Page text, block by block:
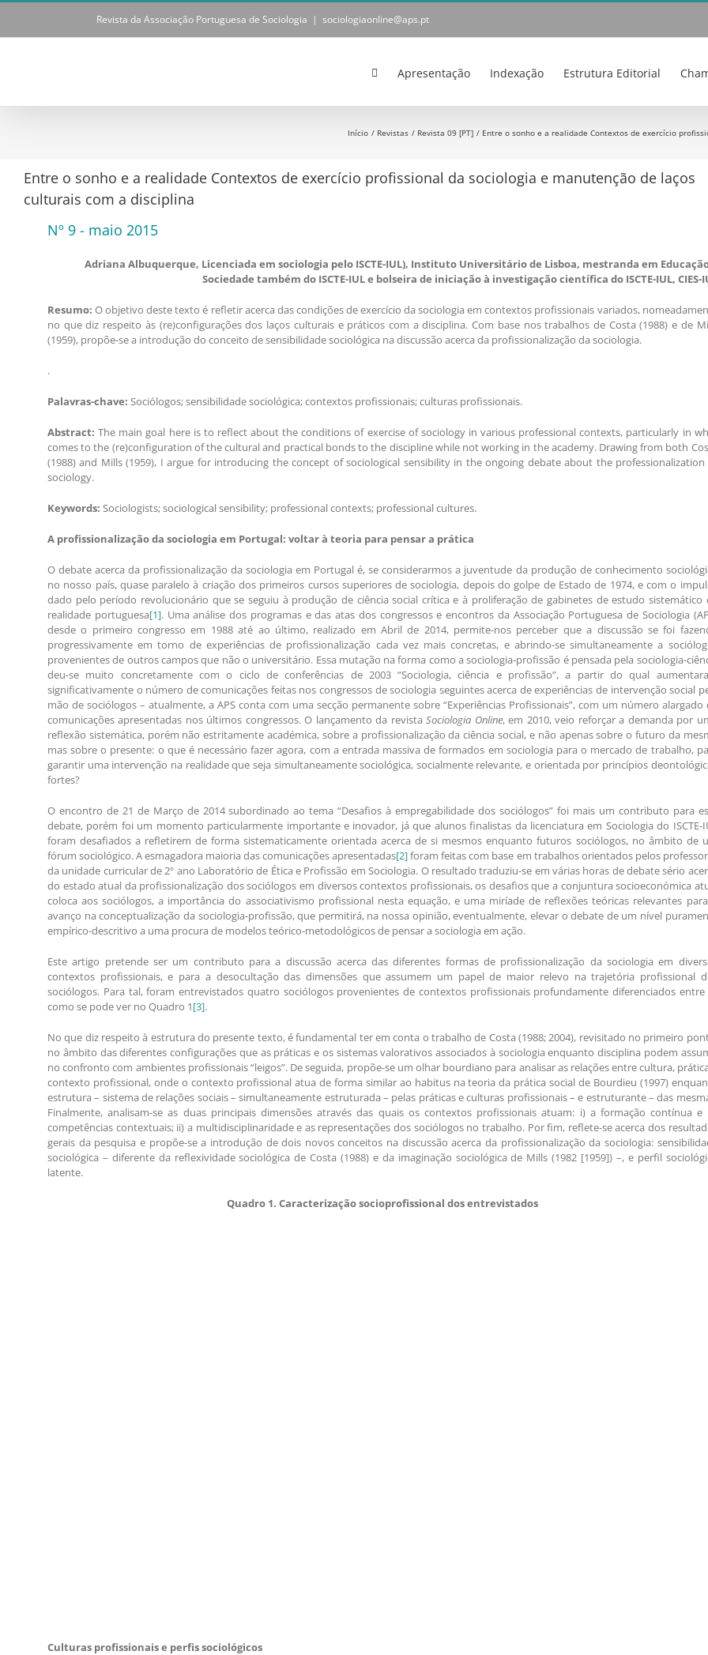
Skip
content
Revista da Associação Portuguesa de Sociologia | sociologiaonline@aps.pt
Apresentação Indexação Estrutura Editorial
Início Revistas Revista 09 [PT] Entre o sonho e a realidade Contextos de exercício
Entre o sonho e a realidade Contextos de exercício profissional da sociologia e manutenção de laços
culturais com a disciplina
Nº 9 - maio 2015
Adriana Albuquerque, Licenciada em sociologia pelo ISCTE-IUL), Instituto Universitário de Lisboa, mestranda em
Sociedade também do ISCTE-IUL e bolseira de iniciação à investigação científica do ISCTE-IUL, CIES-
Resumo: O objetivo deste texto é refletir acerca das condições de exercício da sociologia em contextos profissionais variados,
no que diz respeito às (re)configurações dos laços culturais e práticos com a disciplina. Com base nos trabalhos de Costa (1988) e de
(1959), propõe-se a introdução do conceito de sensibilidade sociológica na discussão acerca da profissionalização da sociologia.
.
Palavras-chave: Sociólogos; sensibilidade sociológica; contextos profissionais; culturas profissionais.
Abstract: The main goal here is to reflect about the conditions of exercise of sociology in various professional contexts, particularly in
comes to the (re)configuration of the cultural and practical bonds to the discipline while not working in the academy. Drawing from both
(1988) and Mills (1959), I argue for introducing the concept of sociological sensibility in the ongoing debate about the
sociology.
Keywords: Sociologists; sociological sensibility; professional contexts; professional cultures.
A profissionalização da sociologia em Portugal: voltar à teoria para pensar a prática
O debate acerca da profissionalização da sociologia em Portugal é, se considerarmos a juventude da produção de conhecimento
no nosso país, quase paralelo à criação dos primeiros cursos superiores de sociologia, depois do golpe de Estado de 1974, e com o
dado pelo período revolucionário que se seguiu à produção de ciência social crítica e à proliferação de gabinetes de estudo sistemático
realidade portuguesa[1]. Uma análise dos programas e das atas dos congressos e encontros da Associação Portuguesa de Sociologia
desde o primeiro congresso em 1988 até ao último, realizado em Abril de 2014, permite-nos perceber que a discussão se foi
progressivamente em torno de experiências de profissionalização cada vez mais concretas, e abrindo-se simultaneamente a
provenientes de outros campos que não o universitário. Essa mutação na forma como a sociologia-profissão é pensada pela sociologia-
deu-se muito concretamente com o ciclo de conferências de 2003 “Sociologia, ciência e profissão”, a partir do qual
significativamente o número de comunicações feitas nos congressos de sociologia seguintes acerca de experiências de intervenção social
mão de sociólogos – atualmente, a APS conta com uma secção permanente sobre “Experiências Profissionais”, com um número alargado
comunicações apresentadas nos últimos congressos. O lançamento da revistaSociologia Online, em 2010, veio reforçar a demanda por
reflexão sistemática, porém não estritamente académica, sobre a profissionalização da ciência social, e não apenas sobre o futuro da
mas sobre o presente: o que é necessário fazer agora, com a entrada massiva de formados em sociologia para o mercado de trabalho,
garantir uma intervenção na realidade que seja simultaneamente sociológica, socialmente relevante, e orientada por princípios
fortes?
O encontro de 21 de Março de 2014 subordinado ao tema “Desafios à empregabilidade dos sociólogos” foi mais um contributo para
debate, porém foi um momento particularmente importante e inovador, já que alunos finalistas da licenciatura em Sociologia do ISCTE-
foram desafiados a refletirem de forma sistematicamente orientada acerca de si mesmos enquanto futuros sociólogos, no âmbito de
fórum sociológico. A esmagadora maioria das comunicações apresentadas[2]foram feitas com base em trabalhos orientados pelos
da unidade curricular de 2º ano Laboratório de Ética e Profissão em Sociologia. O resultado traduziu-se em várias horas de debate sério
do estado atual da profissionalização dos sociólogos em diversos contextos profissionais, os desafios que a conjuntura socioeconómica
coloca aos sociólogos, a importância do associativismo profissional nesta equação, e uma miríade de reflexões teóricas relevantes
avanço na conceptualização da sociologia-profissão, que permitirá, na nossa opinião, eventualmente, elevar o debate de um nível
empírico-descritivo a uma procura de modelos teórico-metodológicos de pensar a sociologia em ação.
Este artigo pretende ser um contributo para a discussão acerca das diferentes formas de profissionalização da sociologia em
contextos profissionais, e para a desocultação das dimensões que assumem um papel de maior relevo na trajetória profissional
sociólogos. Para tal, foram entrevistados quatro sociólogos provenientes de contextos profissionais profundamente diferenciados entre
como se pode ver no Quadro 1[3].
No que diz respeito à estrutura do presente texto, é fundamental ter em conta o trabalho de Costa (1988; 2004), revisitado no primeiro
no âmbito das diferentes configurações que as práticas e os sistemas valorativos associados à sociologia enquanto disciplina podem
no confronto com ambientes profissionais “leigos”. De seguida, propõe-se um olhar bourdiano para analisar as relações entre cultura,
contexto profissional, onde o contexto profissional atua de forma similar ao habitus na teoria da prática social de Bourdieu (1997)
estrutura – sistema de relações sociais – simultaneamente estruturada – pelas práticas e culturas profissionais – e estruturante – das
Finalmente, analisam-se as duas principais dimensões através das quais os contextos profissionais atuam: i) a formação contínua e
competências contextuais; ii) a multidisciplinaridade e as representações dos sociólogos no trabalho. Por fim, reflete-se acerca dos
gerais da pesquisa e propõe-se a introdução de dois novos conceitos na discussão acerca da profissionalização da sociologia:
sociológica – diferente da reflexividade sociológica de Costa (1988) e da imaginação sociológica de Mills (1982 [1959]) –, e perfil
latente.
Quadro 1. Caracterização socioprofissional dos entrevistados
Culturas profissionais e perfis sociológicos